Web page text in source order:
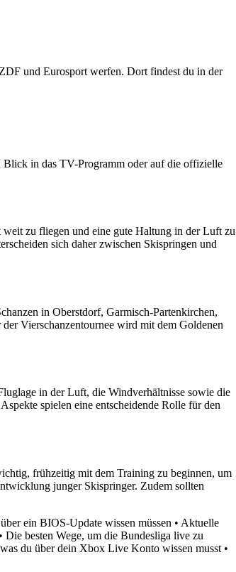
und Eurosport werfen. Dort findest du in der
Blick in das TV-Programm oder auf die offizielle
zu fliegen und eine gute Haltung in der Luft zu
sich daher zwischen Skispringen und
in Oberstdorf, Garmisch-Partenkirchen,
Vierschanzentournee wird mit dem Goldenen
in der Luft, die Windverhältnisse sowie die
spielen eine entscheidende Rolle für den
frühzeitig mit dem Training zu beginnen, um
junger Skispringer. Zudem sollten
ein BIOS-Update wissen müssen • Aktuelle
• Die besten Wege, um die Bundesliga live zu
du über dein Xbox Live Konto wissen musst •